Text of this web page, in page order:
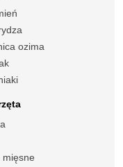
ozima
mięsne